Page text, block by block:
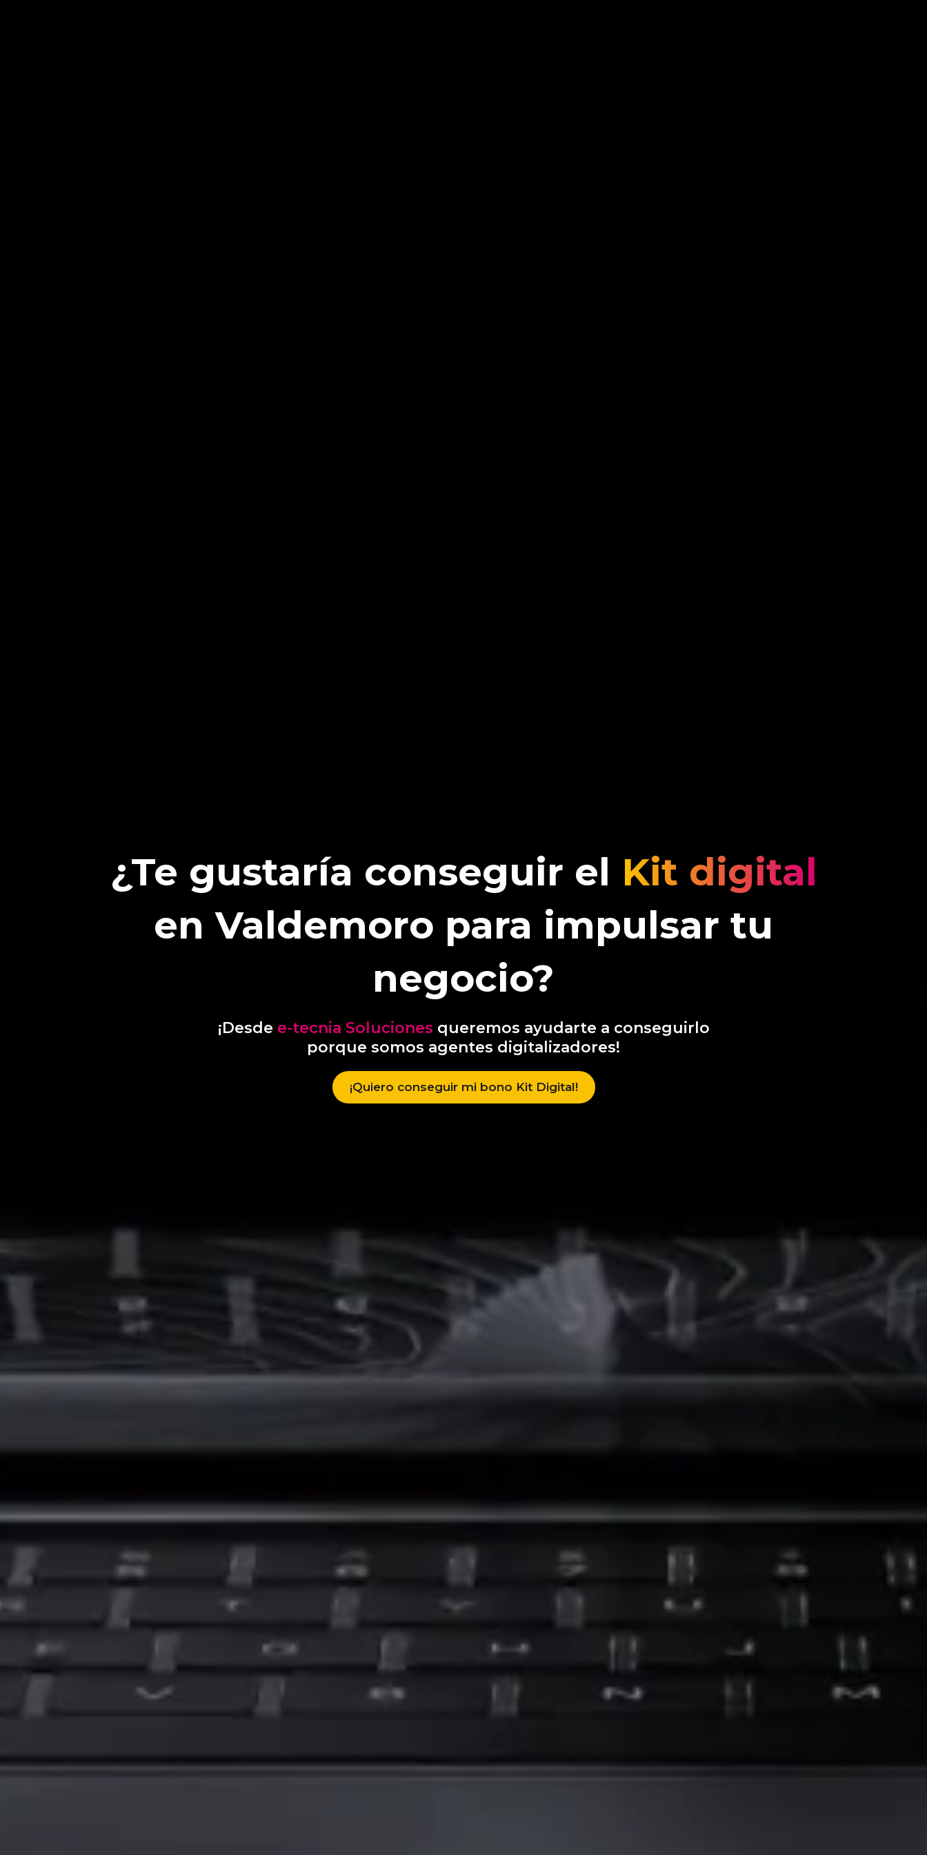
¿Te gustaría conseguir el Kit digital
en Valdemoro para impulsar tu
negocio?
¡Desde e-tecnia Soluciones queremos ayudarte a conseguirlo
porque somos agentes digitalizadores!
¡Quiero conseguir mi bono Kit Digital!